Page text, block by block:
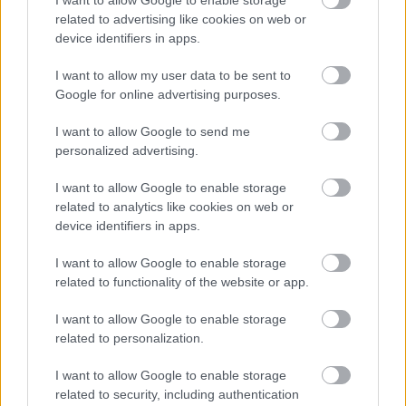
related to advertising like cookies on web or
device identifiers in apps.
I want to allow my user data to be sent to
Google for online advertising purposes.
I want to allow Google to send me
personalized advertising.
I want to allow Google to enable storage
related to analytics like cookies on web or
device identifiers in apps.
I want to allow Google to enable storage
related to functionality of the website or app.
I want to allow Google to enable storage
related to personalization.
I want to allow Google to enable storage
related to security, including authentication
hozzájuk, tudnia kell, hogy esetleg nem tekintenek Önre a
csoportjuk tagjaként. Tehát próbálja meg fontolóra venni a
A Skorpiók vágyakoznak, és augusztusban követik céljaikat
és eszményeiket. Addig nem tud ellazulni, amíg el nem éri,
amit akar, és képes lesz legyőzni minden akadályt, amely az
jelentkezhetnek, mivel az érzelmeket intenzívebben fogja
tapasztalni. A csalódottság érzése ekkor túlságosan
kritikussá teheti Önt, és a szeretetre teljesen észszerűtlen
válaszai lehetnek. Legyen óvatos, és hagyja, hogy valaki
Hét év szerencse vár, ha kedvelés és a „sok szerencsét”
beírása után gördítesz lejjebb!